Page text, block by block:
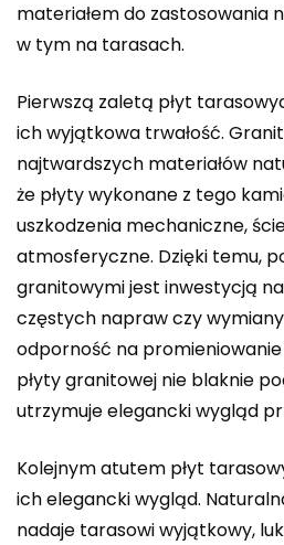
materiałem do zastosowania
w tym na tarasach.
Pierwszą zaletą płyt
ich wyjątkowa trwałość.
najtwardszych materiałów
że płyty wykonane z tego
uszkodzenia mechaniczne,
atmosferyczne. Dzięki temu,
granitowymi jest inwestycją
częstych napraw czy
odporność na promieniowanie
płyty granitowej nie blaknie
utrzymuje elegancki wygląd
Kolejnym atutem płyt
ich elegancki wygląd.
nadaje tarasowi wyjątkowy,